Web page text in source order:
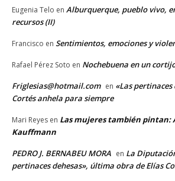
Eugenia Telo en Alburquerque, pueblo vivo,
recursos (II)
Francisco en Sentimientos, emociones y
Rafael Pérez Soto en Nochebuena en un
Friglesias@hotmail.com en «Las pertinaces
Cortés anhela para siempre
Mari Reyes en Las mujeres también pintan:
Kauffmann
PEDRO J. BERNABEU MORA en La
pertinaces dehesas», última obra de Elías